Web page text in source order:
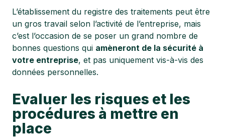
L’établissement du registre des traitements peut être
un gros travail selon l’activité de l’entreprise, mais
c’est l’occasion de se poser un grand nombre de
bonnes questions qui amèneront de la sécurité à
votre entreprise, et pas uniquement vis-à-vis des
données personnelles.
Evaluer les risques et les
procédures à mettre en
place